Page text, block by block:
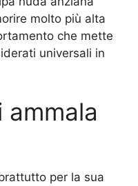
molto più alta
che mette
universali in
ammala
per la sua